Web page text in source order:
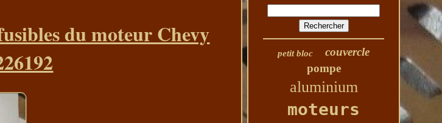
du moteur Chevy
petit bloc
couvercle
pompe
aluminium
moteurs